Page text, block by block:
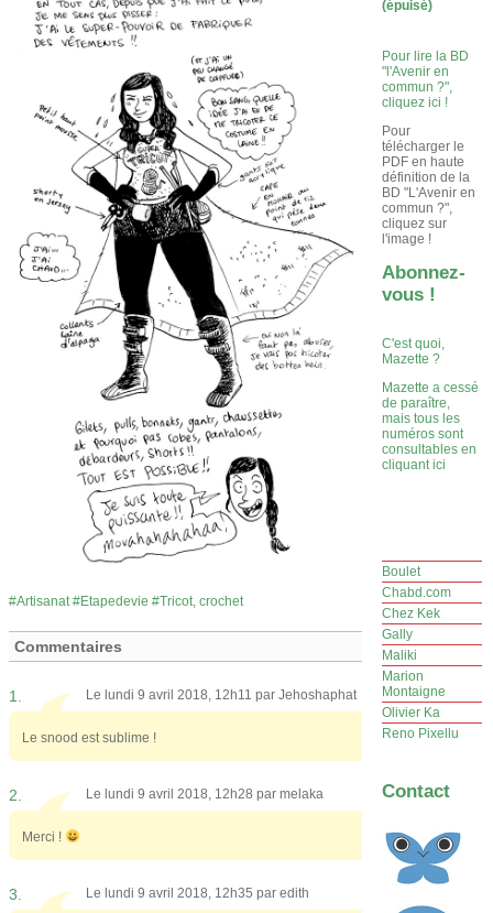
Artisanat Etapedevie Tricot, crochet
Commentaires
1. Le lundi 9 avril 2018, 12h11 par Jehoshaphat
Le snood est sublime !
2. Le lundi 9 avril 2018, 12h28 par melaka
Merci !
3. Le lundi 9 avril 2018, 12h35 par edith
(épuisé)
Pour lire la BD
"l'Avenir en
commun ?",
cliquez ici !
Pour
télécharger le
PDF en haute
définition de la
BD "L'Avenir en
commun ?",
cliquez sur
l'image !
Abonnez-
vous !
C'est quoi,
Mazette ?
Mazette a cessé
de paraître,
mais tous les
numéros sont
consultables en
cliquant ici
Boulet
Chabd.com
Chez Kek
Gally
Maliki
Marion
Montaigne
Olivier Ka
Reno Pixellu
Contact